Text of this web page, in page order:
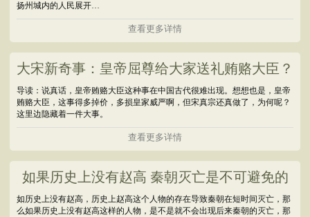
扬州城内的人民展开…
查看更多详情
大宋新奇事：皇帝屈尊给大家送礼贿赂大臣？
导读：说真话，皇帝贿赂大臣这种事在中国古代很难出现。想想也是，皇帝
贿赂大臣，这事得多掉价，多损皇家威严啊，但宋真宗还真做了，为何呢？
这里边隐藏着一件大事。
查看更多详情
如果历史上没有赵高 秦朝灭亡是不可避免的
如历史上没有赵高，历史上赵高这个人物的存在导致秦朝在短时间灭亡，那
么如果历史上没有赵高这样的人物，是不是就不会出现后来秦朝的灭亡，那